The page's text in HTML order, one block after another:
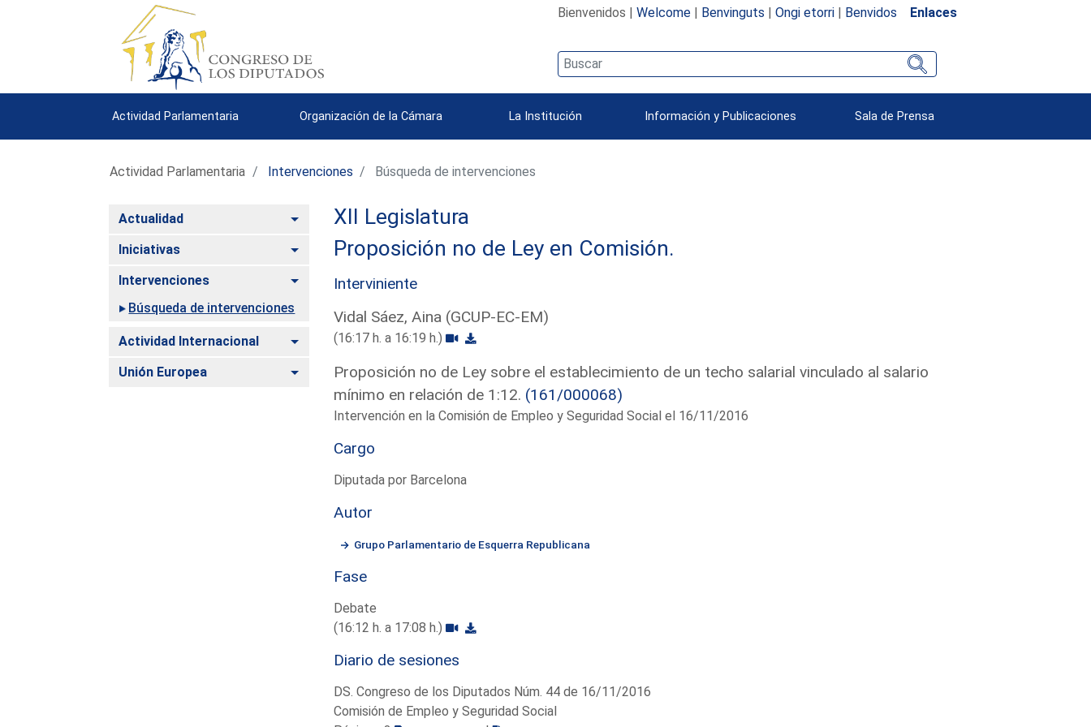
Bienvenidos | Welcome| Benvinguts | Ongi etorri| Benvidos Enlaces
Actividad Parlamentaria Organización de la Cámara La Institución Información y Publicaciones Sala de Prensa
Actividad Parlamentaria Intervenciones Búsqueda de intervenciones
Actualidad Alternar
Iniciativas Alternar
Intervenciones
Alternar
Búsqueda de intervenciones
Actividad Internacional Alternar
Unión Europea Alternar
XII Legislatura
Proposición no de Ley en Comisión.
Interviniente
Vidal Sáez, Aina (GCUP-EC-EM)
(16:17 h. a 16:19 h.)
Proposición no de Ley sobre el establecimiento de un techo salarial vinculado al salario
mínimo en relación de 1:12. (161/000068)
Intervención en la Comisión de Empleo y Seguridad Social el 16/11/2016
Cargo
Diputada por Barcelona
Autor
Grupo Parlamentario de Esquerra Republicana
Fase
Debate
(16:12 h. a 17:08 h.)
Diario de sesiones
DS. Congreso de los Diputados Núm. 44 de 16/11/2016
Comisión de Empleo y Seguridad Social